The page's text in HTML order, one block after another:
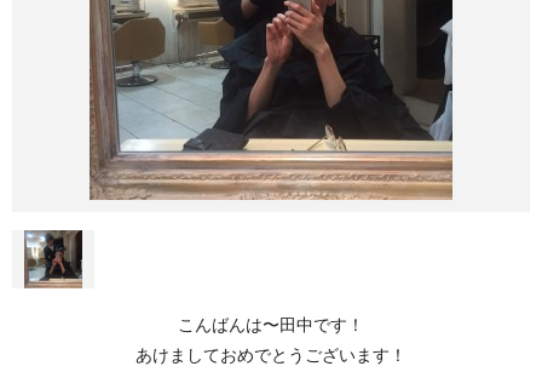
こんばんは〜田中です！
あけましておめでとうございます！